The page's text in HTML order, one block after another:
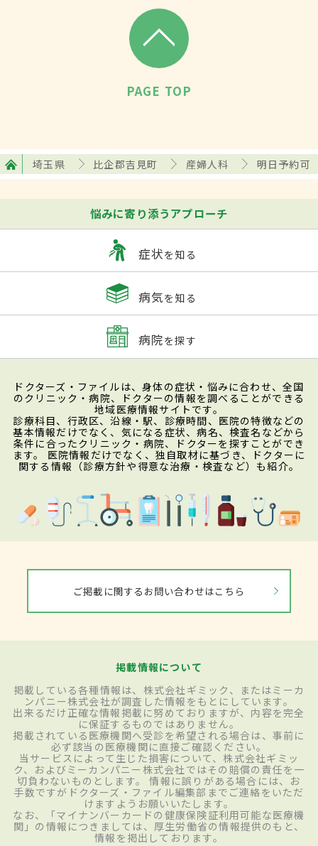
PAGE TOP
埼玉県 比企郡吉見町 産婦人科 明日予約可
悩みに寄り添うアプローチ
症状を知る
病気を知る
病院を探す
ドクターズ・ファイルは、身体の症状・悩みに合わせ、全国
のクリニック・病院、ドクターの情報を調べることができる
地域医療情報サイトです。
診療科目、行政区、沿線・駅、診療時間、医院の特徴などの
基本情報だけでなく、気になる症状、病名、検査名などから
条件に合ったクリニック・病院、ドクターを探すことができ
ます。 医院情報だけでなく、独自取材に基づき、ドクターに
関する情報（診療方針や得意な治療・検査など）も紹介。
ご掲載に関するお問い合わせはこちら
掲載情報について
掲載している各種情報は、株式会社ギミック、またはミーカ
ンパニー株式会社が調査した情報をもとにしています。
出来るだけ正確な情報掲載に努めておりますが、内容を完全
に保証するものではありません。
掲載されている医療機関へ受診を希望される場合は、事前に
必ず該当の医療機関に直接ご確認ください。
当サービスによって生じた損害について、株式会社ギミッ
ク、およびミーカンパニー株式会社ではその賠償の責任を一
切負わないものとします。 情報に誤りがある場合には、お
手数ですがドクターズ・ファイル編集部までご連絡をいただ
けますようお願いいたします。
なお、「マイナンバーカードの健康保険証利用可能な医療機
関」の情報につきましては、厚生労働省の情報提供のもと、
情報を掲出しております。